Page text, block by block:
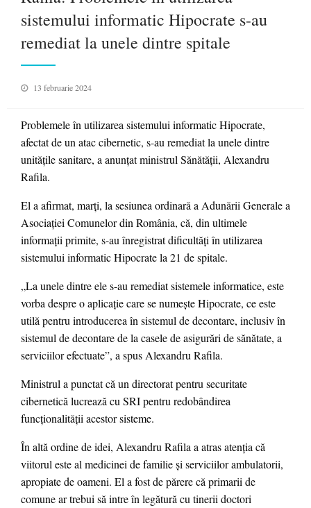
sistemului informatic Hipocrate s-au
remediat la unele dintre spitale
Posted
13 februarie 2024
Problemele în utilizarea sistemului informatic Hipocrate,
afectat de un atac cibernetic, s-au remediat la unele dintre
unităţile sanitare, a anunţat ministrul Sănătăţii, Alexandru
Rafila.
El a afirmat, marţi, la sesiunea ordinară a Adunării Generale a
Asociaţiei Comunelor din România, că, din ultimele
informaţii primite, s-au înregistrat dificultăţi în utilizarea
sistemului informatic Hipocrate la 21 de spitale.
„La unele dintre ele s-au remediat sistemele informatice, este
vorba despre o aplicaţie care se numeşte Hipocrate, ce este
utilă pentru introducerea în sistemul de decontare, inclusiv în
sistemul de decontare de la casele de asigurări de sănătate, a
serviciilor efectuate”, a spus Alexandru Rafila.
Ministrul a punctat că un directorat pentru securitate
cibernetică lucrează cu SRI pentru redobândirea
funcţionalităţii acestor sisteme.
În altă ordine de idei, Alexandru Rafila a atras atenţia că
viitorul este al medicinei de familie şi serviciilor ambulatorii,
apropiate de oameni. El a fost de părere că primarii de
comune ar trebui să intre în legătură cu tinerii doctori